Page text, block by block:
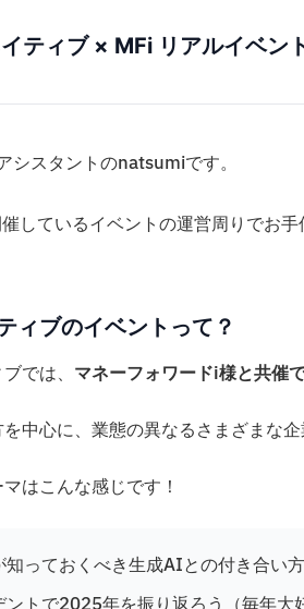
ティブ × MFi リアルイベン
シスタントのnatsumiです。
しているイベントの運営周りでお
ィブのイベントって？
では、 マネーフォワードi様と共催
中心に、業態の異なるさまざまな
はこんな感じです！
知っておくべき生成AIとの付き合い方